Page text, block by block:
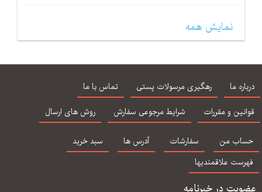
نمایش همه
درباره ما رهگیری مرسولات پستی
تماس با ما
قوانین و مقررات
شرایط مرجوعی سفارش روش های ارسال
حساب من سفارشات آدرس ها
سبد خرید
فهرست علاقمندیها
عضویت در خبرنامه